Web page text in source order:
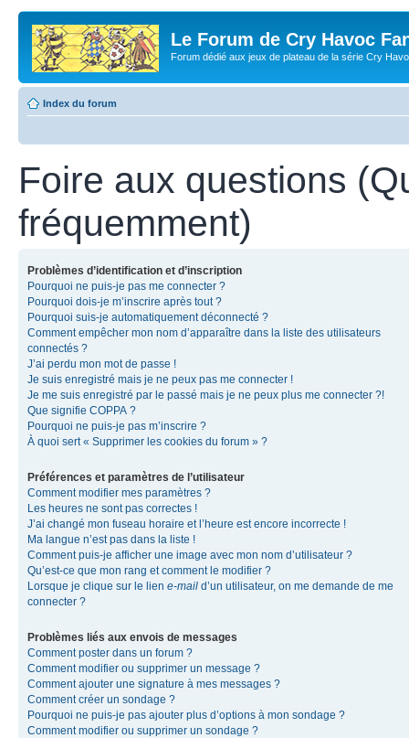
Le Forum de Cry Havoc
Forum dédié aux jeux de plateau de la série Cry
Index du forum
Foire aux questions
fréquemment)
Problèmes d’identification et d’inscription
Pourquoi ne puis-je pas me connecter ?
Pourquoi dois-je m’inscrire après tout ?
Pourquoi suis-je automatiquement déconnecté ?
Comment empêcher mon nom d’apparaître dans la liste des utilisateurs
connectés ?
J’ai perdu mon mot de passe !
Je suis enregistré mais je ne peux pas me connecter !
Je me suis enregistré par le passé mais je ne peux plus me connecter ?!
Que signifie COPPA ?
Pourquoi ne puis-je pas m’inscrire ?
À quoi sert « Supprimer les cookies du forum » ?
Préférences et paramètres de l’utilisateur
Comment modifier mes paramètres ?
Les heures ne sont pas correctes !
J’ai changé mon fuseau horaire et l’heure est encore incorrecte !
Ma langue n’est pas dans la liste !
Comment puis-je afficher une image avec mon nom d’utilisateur ?
Qu’est-ce que mon rang et comment le modifier ?
Lorsque je clique sur le lien e-mail d’un utilisateur, on me demande de me
connecter ?
Problèmes liés aux envois de messages
Comment poster dans un forum ?
Comment modifier ou supprimer un message ?
Comment ajouter une signature à mes messages ?
Comment créer un sondage ?
Pourquoi ne puis-je pas ajouter plus d’options à mon sondage ?
Comment modifier ou supprimer un sondage ?